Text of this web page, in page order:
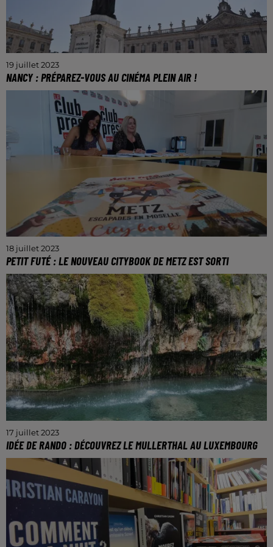
19 juillet 2023
NANCY : PRÉPAREZ-VOUS AU CINÉMA PLEIN AIR !
Les séances sont programmées le jeudi 20 et
vendredi 21 juillet prochain.
18 juillet 2023
PETIT FUTÉ : LE NOUVEAU CITYBOOK DE METZ EST SORTI
Le magazine propose de découvrir les bonnes
adresses de la Moselle.
17 juillet 2023
IDÉE DE RANDO : DÉCOUVREZ LE MULLERTHAL AU LUXEMBOURG
À 1h15 de Metz et moins de 2h de Nancy.